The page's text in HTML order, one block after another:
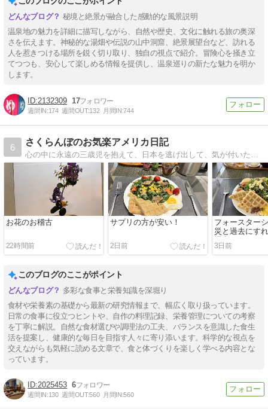
秘境と絶景が融合した感動的な風景説明
温泉地の魅力を詳細に描写しながら、自然や歴史、文化に触れる旅の奥深
さを伝えます。神秘的な湯畑や伝説の山中洞窟、絶景展望台など、訪れる
人を惹きつける場所を鋭く切り取り、独自の視点で紹介。冒険心を掻き立
てつつも、安心して楽しめる情報を提供し、温泉巡りの新たな魅力を明か
します。
2132309 17
週間IN:174 週間OUT:132 月間IN:744
6
さくらんぼのお気楽アメリカ日記
お花のお稽古
22時間前
サプリの方が安い！
2日前
フォースター
災と過去にす
場所…
3日前
このブログのここがポイント
多彩な食事と栄養知識を深堀り
食材や栄養素の基礎から最新の研究情報まで、幅広く取り扱っています。
日常の食事に役立つヒントや、自作の料理記録、栄養管理についての考察
を丁寧に解説。自然な食材選びや調理法の工夫、バランスを意識した食生
活を提案し、健康的な毎日を目指す人々に寄り添います。科学的な視点を
交えながらも気軽に読める文章で、食と体づくりを楽しく学べる内容とな
っています。
2025453 6
週間IN:130 週間OUT:560 月間IN:560